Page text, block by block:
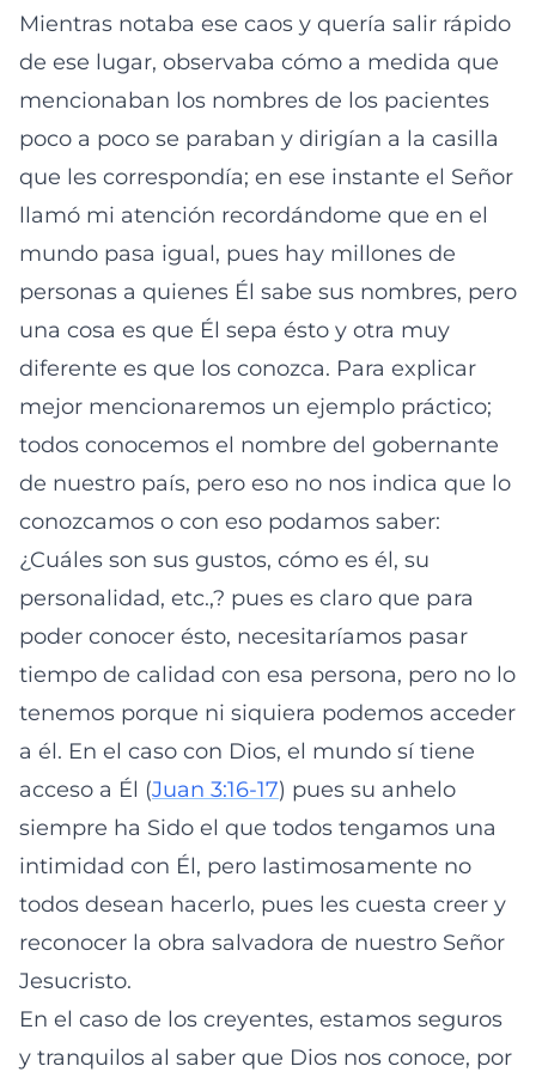
Mientras notaba ese caos y quería salir rápido
de ese lugar, observaba cómo a medida que
mencionaban los nombres de los pacientes
poco a poco se paraban y dirigían a la casilla
que les correspondía; en ese instante el Señor
llamó mi atención recordándome que en el
mundo pasa igual, pues hay millones de
personas a quienes Él sabe sus nombres, pero
una cosa es que Él sepa ésto y otra muy
diferente es que los conozca. Para explicar
mejor mencionaremos un ejemplo práctico;
todos conocemos el nombre del gobernante
de nuestro país, pero eso no nos indica que lo
conozcamos o con eso podamos saber:
¿Cuáles son sus gustos, cómo es él, su
personalidad, etc.,? pues es claro que para
poder conocer ésto, necesitaríamos pasar
tiempo de calidad con esa persona, pero no lo
tenemos porque ni siquiera podemos acceder
a él. En el caso con Dios, el mundo sí tiene
acceso a Él (Juan 3:16-17) pues su anhelo
siempre ha Sido el que todos tengamos una
intimidad con Él, pero lastimosamente no
todos desean hacerlo, pues les cuesta creer y
reconocer la obra salvadora de nuestro Señor
Jesucristo.
En el caso de los creyentes, estamos seguros
y tranquilos al saber que Dios nos conoce, por